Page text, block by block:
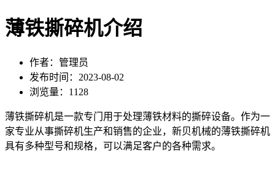
薄铁撕碎机介绍
作者：管理员
发布时间：2023-08-02
浏览量：1128
薄铁撕碎机是一款专门用于处理薄铁材料的撕碎设备。作为一
家专业从事撕碎机生产和销售的企业，新贝机械的薄铁撕碎机
具有多种型号和规格，可以满足客户的各种需求。